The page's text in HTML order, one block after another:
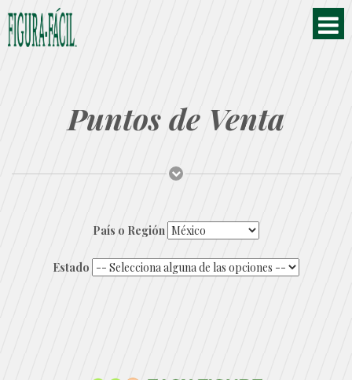
Puntos de Venta
País o Región
Estado